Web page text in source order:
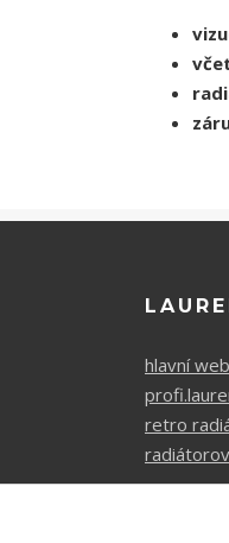
hlavní web
retro